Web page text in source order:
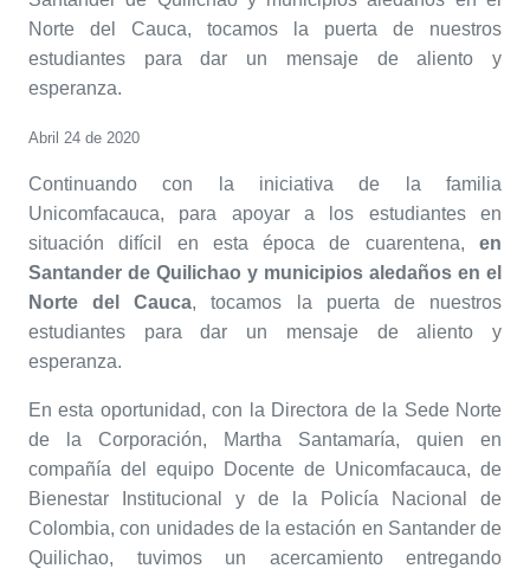
Norte del Cauca, tocamos la puerta de nuestros
estudiantes para dar un mensaje de aliento y
esperanza.
Abril 24 de 2020
Continuando con la iniciativa de la familia
Unicomfacauca, para apoyar a los estudiantes en
situación difícil en esta época de cuarentena, en
Santander de Quilichao y municipios aledaños en el
Norte del Cauca, tocamos la puerta de nuestros
estudiantes para dar un mensaje de aliento y
esperanza.
En esta oportunidad, con la Directora de la Sede Norte
de la Corporación, Martha Santamaría, quien en
compañía del equipo Docente de Unicomfacauca, de
Bienestar Institucional y de la Policía Nacional de
Colombia, con unidades de la estación en Santander de
Quilichao, tuvimos un acercamiento entregando